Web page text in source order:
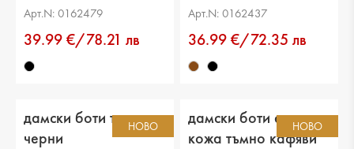
Арт.N: 0162479
39.99 €/78.21 лв
Арт.N: 0162437
36.99 €/72.35 лв
НОВО
дамски боти текстил
черни
НОВО
дамски боти еко
кожа тъмно кафяви